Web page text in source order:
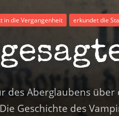
in die Vergangenheit erkundet die
des Aberglaubens
Geschichte des